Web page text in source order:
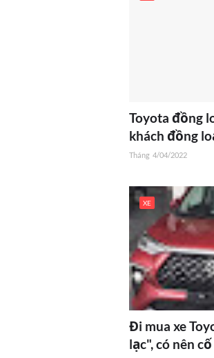
Toyota đồng
khách đồng
Tháng 4/04/2022
XE
Đi mua xe
lạc", có nên